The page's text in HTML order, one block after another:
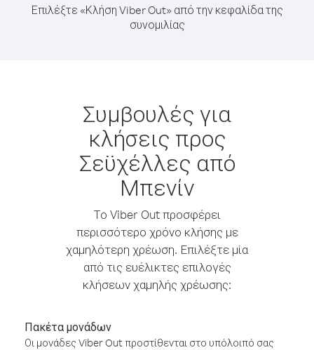
Επιλέξτε «Κλήση Viber Out» από την κεφαλίδα της
συνομιλίας
Συμβουλές για
κλήσεις προς
Σεϋχέλλες από
Μπενίν
Το Viber Out προσφέρει
περισσότερο χρόνο κλήσης με
χαμηλότερη χρέωση. Επιλέξτε μία
από τις ευέλικτες επιλογές
κλήσεων χαμηλής χρέωσης:
Πακέτα μονάδων
Οι μονάδες Viber Out προστίθενται στο υπόλοιπό σας